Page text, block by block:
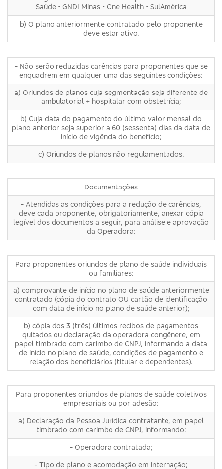
Saúde • GNDI Minas • One Health • SulAmérica
b) O plano anteriormente contratado pelo proponente
deve estar ativo.
- Não serão reduzidas carências para proponentes que se
enquadrem em qualquer uma das seguintes condições:
a) Oriundos de planos cuja segmentação seja diferente de
ambulatorial + hospitalar com obstetrícia;
b) Cuja data do pagamento do último valor mensal do
plano anterior seja superior a 60 (sessenta) dias da data de
início de vigência do benefício;
c) Oriundos de planos não regulamentados.
Documentações
- Atendidas as condições para a redução de carências,
deve cada proponente, obrigatoriamente, anexar cópia
legível dos documentos a seguir, para análise e aprovação
da Operadora:
Para proponentes oriundos de plano de saúde individuais
ou familiares:
a) comprovante de início no plano de saúde anteriormente
contratado (cópia do contrato OU cartão de identificação
com data de início no plano de saúde anterior);
b) cópia dos 3 (três) últimos recibos de pagamentos
quitados ou declaração da operadora congênere, em
papel timbrado com carimbo de CNPJ, informando a data
de início no plano de saúde, condições de pagamento e
relação dos beneficiários (titular e dependentes).
Para proponentes oriundos de planos de saúde coletivos
empresariais ou por adesão:
a) Declaração da Pessoa Jurídica contratante, em papel
timbrado com carimbo de CNPJ, informando:
- Operadora contratada;
- Tipo de plano e acomodação em internação;